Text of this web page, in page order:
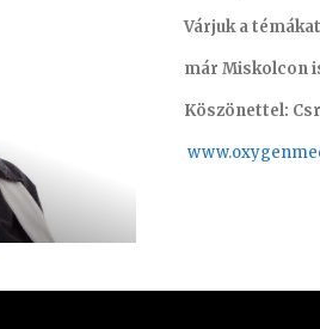
Várjuk a
már Miskolcon
Köszönettel:
www.oxyge